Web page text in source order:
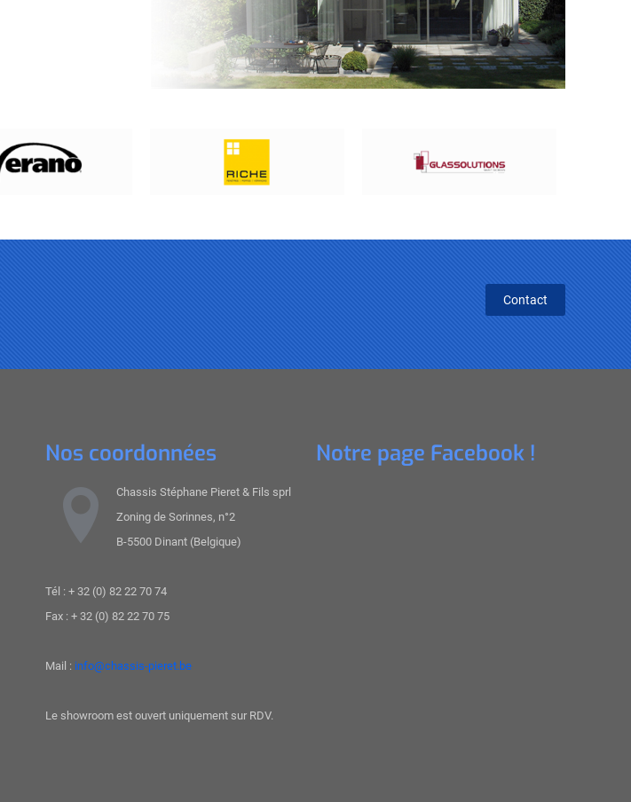
Contact
Nos coordonnées
Chassis Stéphane Pieret & Fils sprl
Zoning de Sorinnes, n°2
B-5500 Dinant (Belgique)
Tél : + 32 (0) 82 22 70 74
Fax : + 32 (0) 82 22 70 75
Mail : info@chassis-pieret.be
Le showroom est ouvert uniquement sur RDV.
Notre page Facebook !